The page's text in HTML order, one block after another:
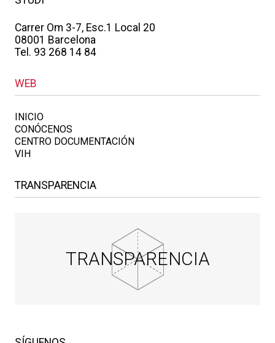
Carrer Om 3-7, Esc.1 Local 20
08001 Barcelona
Tel. 93 268 14 84
WEB
INICIO
CONÓCENOS
CENTRO DOCUMENTACIÓN
VIH
TRANSPARENCIA
TRANSPARENCIA